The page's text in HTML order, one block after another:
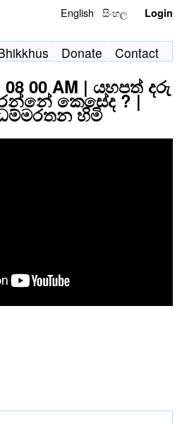
English සිංහල Login
Donate Contact
08 00 AM | යහපත් දරු
කෙසේද ? |
හිමි